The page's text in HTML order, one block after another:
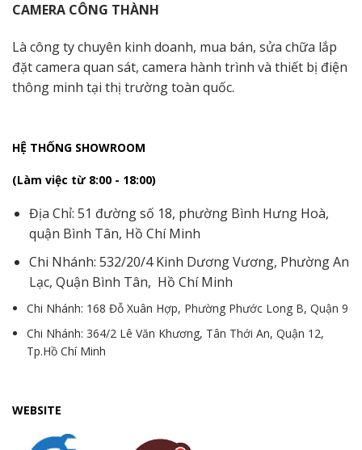
CAMERA CÔNG THÀNH
Là công ty chuyên kinh doanh, mua bán, sửa chữa lắp
đặt camera quan sát, camera hành trình và thiết bị điện
thông minh tại thị trường toàn quốc.
HỆ THỐNG SHOWROOM
(Làm việc từ 8:00 - 18:00)
Địa Chỉ: 51 đường số 18, phường Bình Hưng Hoà,
quận Bình Tân, Hồ Chí Minh
Chi Nhánh: 532/20/4 Kinh Dương Vương, Phường An
Lạc, Quận Bình Tân, Hồ Chí Minh
Chi Nhánh: 168 Đỗ Xuân Hợp, Phường Phước Long B, Quận 9
Chi Nhánh: 364/2 Lê Văn Khương, Tân Thới An, Quận 12,
Tp.Hồ Chí Minh
WEBSITE